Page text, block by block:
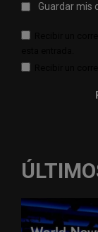
Guardar mis